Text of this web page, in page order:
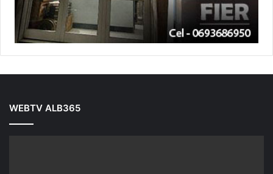
WEBTV ALB365